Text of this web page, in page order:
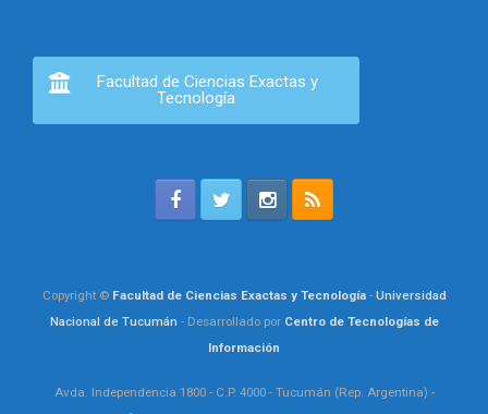
Facultad de Ciencias Exactas y
Tecnología
Copyright © Facultad de Ciencias Exactas y Tecnología- Universidad
Nacional de Tucumán - Desarrollado por Centro de Tecnologías de
Información
Avda. Independencia 1800 - C.P. 4000 - Tucumán (Rep. Argentina) -